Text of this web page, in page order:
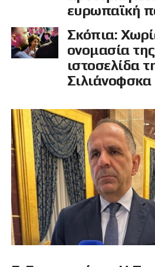
ευρωπαϊκή
Σκόπια:
ονομασία
ιστοσελίδα
Σιλιάνοφσκα